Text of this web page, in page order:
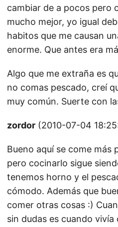
cambiar de a pocos pero
mucho mejor, yo igual
habitos que me causan
enorme. Que antes era
Algo que me extraña es
no comas pescado, creí
muy común. Suerte con
zordor (2010-07-04
Bueno aquí se come más
pero cocinarlo sigue
tenemos horno y el
cómodo. Además que
comer otras cosas :)
sin dudas es cuando